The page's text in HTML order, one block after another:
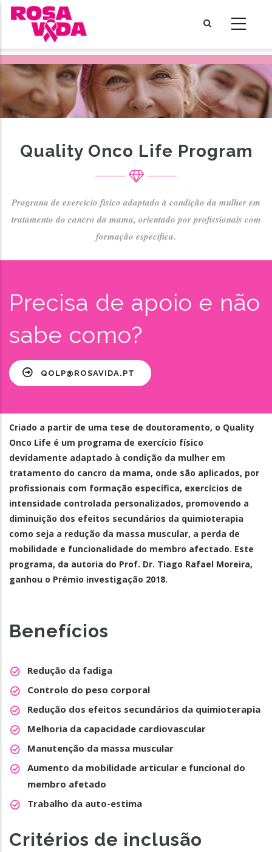
Skip
content
Quality Onco Life Program
Prograna de exercício físico adaptado à condição da mulher em
tratamento do cancro da mama, orientado por profissionais com
formação específica.
Precisa de apoio e não
sabe como?
QOLP@ROSAVIDA.PT
Criado a partir de uma tese de doutoramento, o Quality
Onco Life é um programa de exercício físico
devidamente adaptado à condição da mulher em
tratamento do cancro da mama, onde são aplicados, por
profissionais com formação específica, exercícios de
intensidade controlada personalizados, promovendo a
diminuição dos efeitos secundários da quimioterapia
como seja a redução da massa muscular, a perda de
mobilidade e funcionalidade do membro afectado. Este
programa, da autoria do Prof. Dr. Tiago Rafael Moreira,
ganhou o Prémio investigação 2018.
Benefícios
Redução da fadiga
Controlo do peso corporal
Redução dos efeitos secundários da quimioterapia
Melhoria da capacidade cardiovascular
Manutenção da massa muscular
Aumento da mobilidade articular e funcional do
membro afetado
Trabalho da auto-estima
Critérios de inclusão